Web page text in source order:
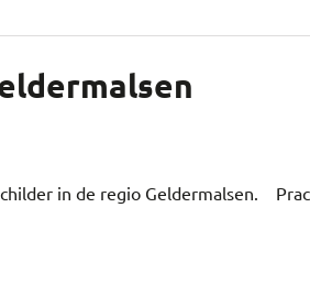
in de regio Geldermalsen.